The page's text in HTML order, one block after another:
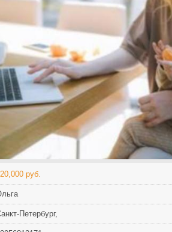
руб.
Петербург,